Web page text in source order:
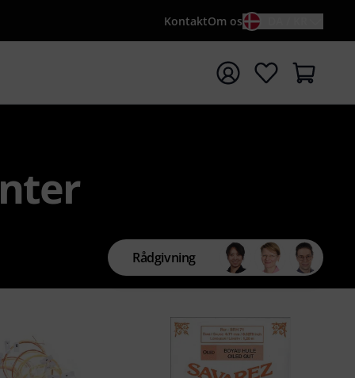
KontaktOm os
med søgeord {searchTerm}
Rådgivning